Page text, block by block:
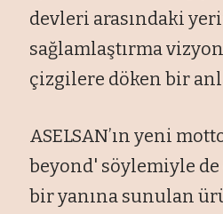
devleri arasındaki
sağlamlaştırma
çizgilere döken bir
ASELSAN’ın yeni
beyond' söylemiyle
bir yanına sunulan